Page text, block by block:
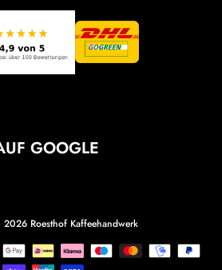
GOOGLE
2026 Roesthof Kaffeehandwerk